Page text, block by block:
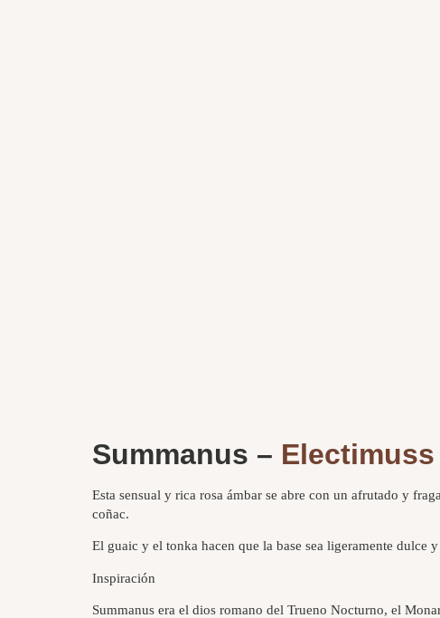
Summanus –
Esta sensual y rica rosa ámbar se abre con un afrutado y
coñac.
El guaic y el tonka hacen que la base sea ligeramente dulce
Inspiración
Summanus era el dios romano del Trueno Nocturno, el